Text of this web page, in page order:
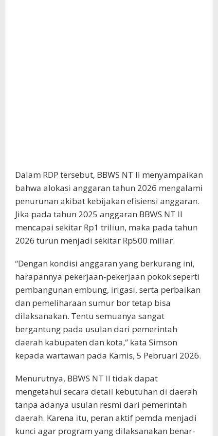
Dalam RDP tersebut, BBWS NT II menyampaikan
bahwa alokasi anggaran tahun 2026 mengalami
penurunan akibat kebijakan efisiensi anggaran.
Jika pada tahun 2025 anggaran BBWS NT II
mencapai sekitar Rp1 triliun, maka pada tahun
2026 turun menjadi sekitar Rp500 miliar.
“Dengan kondisi anggaran yang berkurang ini,
harapannya pekerjaan-pekerjaan pokok seperti
pembangunan embung, irigasi, serta perbaikan
dan pemeliharaan sumur bor tetap bisa
dilaksanakan. Tentu semuanya sangat
bergantung pada usulan dari pemerintah
daerah kabupaten dan kota,” kata Simson
kepada wartawan pada Kamis, 5 Pebruari 2026.
Menurutnya, BBWS NT II tidak dapat
mengetahui secara detail kebutuhan di daerah
tanpa adanya usulan resmi dari pemerintah
daerah. Karena itu, peran aktif pemda menjadi
kunci agar program yang dilaksanakan benar-